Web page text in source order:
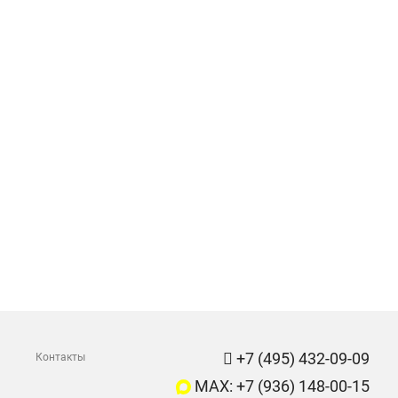
Контакты
+7 (495) 432-09-09
MAX: +7 (936) 148-00-15